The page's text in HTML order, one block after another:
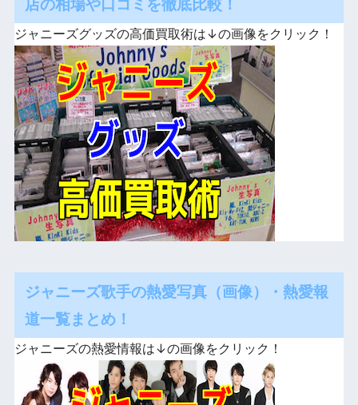
ジャニーズグッズの高価買取術は↓の画像をクリック！
ジャニーズ歌手の熱愛写真（画像）・熱愛報
道一覧まとめ！
ジャニーズの熱愛情報は↓の画像をクリック！